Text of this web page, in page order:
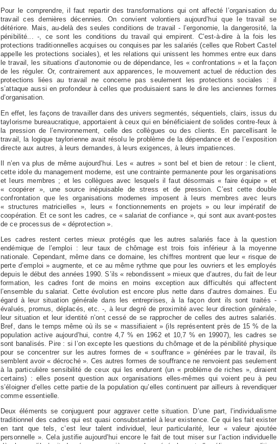
Pour le comprendre, il faut repartir des transformations qui ont affecté l’organisation du
travail ces dernières décennies. On convient volontiers aujourd’hui que le travail se
détériore. Mais, au-delà des seules conditions de travail - l’ergonomie, la dangerosité, la
pénibilité... -, ce sont les conditions du travail qui empirent. C’est-à-dire à la fois les
protections traditionnelles acquises ou conquises par les salariés (celles que Robert Castel
appelle les protections sociales), et les relations qui unissent les hommes entre eux dans
le travail, les situations d’autonomie ou de dépendance, les « confrontations » et la façon
de les réguler. Or, contrairement aux apparences, le mouvement actuel de réduction des
protections liées au travail ne concerne pas seulement les protections sociales : il
s’attaque aussi en profondeur à celles que produisaient sans le dire les anciennes formes
d’organisation.
En effet, les façons de travailler dans des univers segmentés, séquentiels, clairs, issus du
taylorisme bureaucratique, apportaient à ceux qui en bénéficiaient de solides contre-feux à
la pression de l’environnement, celle des collègues ou des clients. En parcellisant le
travail, la logique taylorienne avait résolu le problème de la dépendance et de l’exposition
directe aux autres, à leurs demandes, à leurs exigences, à leurs impatiences.
Il n’en va plus de même aujourd’hui. Les « autres » sont bel et bien de retour : le client,
cette idole du management moderne, est une contrainte permanente pour les organisations
et leurs membres ; et les collègues avec lesquels il faut désormais « faire équipe » et
« coopérer », une source inépuisable de stress et de pression. C’est cette double
confrontation que les organisations modernes imposent à leurs membres avec leurs
« structures matricielles », leurs « fonctionnements en projets » ou leur impératif de
coopération. Et ce sont les cadres, ce « salariat de confiance », qui sont aux avant-postes
de ce processus de « déprotection ».
Les cadres restent certes mieux protégés que les autres salariés face à la question
endémique de l’emploi : leur taux de chômage est trois fois inférieur à la moyenne
nationale. Cependant, même dans ce domaine, les chiffres montrent que leur « risque de
perte d’emploi » augmente, et ce au même rythme que pour les ouvriers et les employés
depuis le début des années 1990. S’ils « rebondissent » mieux que d’autres, du fait de leur
formation, les cadres font de moins en moins exception aux difficultés qui affectent
l’ensemble du salariat. Cette évolution est encore plus nette dans d’autres domaines. Eu
égard à leur situation générale dans les entreprises, à la façon dont ils sont traités -
évalués, promus, déplacés, etc. -, à leur degré de proximité avec leur direction générale,
leur situation et leur identité n’ont cessé de se rapprocher de celles des autres salariés.
Bref, dans le temps même où ils se « massifiaient » (ils représentent près de 15 % de la
population active aujourd’hui, contre 4,7 % en 1962 et 10,7 % en 19907), les cadres se
sont banalisés. Pire : si l’on excepte les questions du chômage et de la pénibilité physique
pour se concentrer sur les autres formes de « souffrance » générées par le travail, ils
semblent avoir « décroché ». Ces autres formes de souffrance ne renvoient pas seulement
à la particulière sensibilité de ceux qui les endurent (un « problème de riches », diraient
certains) : elles posent question aux organisations elles-mêmes qui voient peu à peu
s’éloigner d’elles cette partie de la population qu’elles continuent par ailleurs à revendiquer
comme essentielle.
Deux éléments se conjuguent pour aggraver cette situation. D’une part, l’individualisme
traditionnel des cadres qui est quasi consubstantiel à leur existence. Ce qui les fait exister
en tant que tels, c’est leur talent individuel, leur particularité, leur « valeur ajoutée
personnelle ». Cela justifie aujourd’hui encore le fait de tout miser sur l’action individuelle